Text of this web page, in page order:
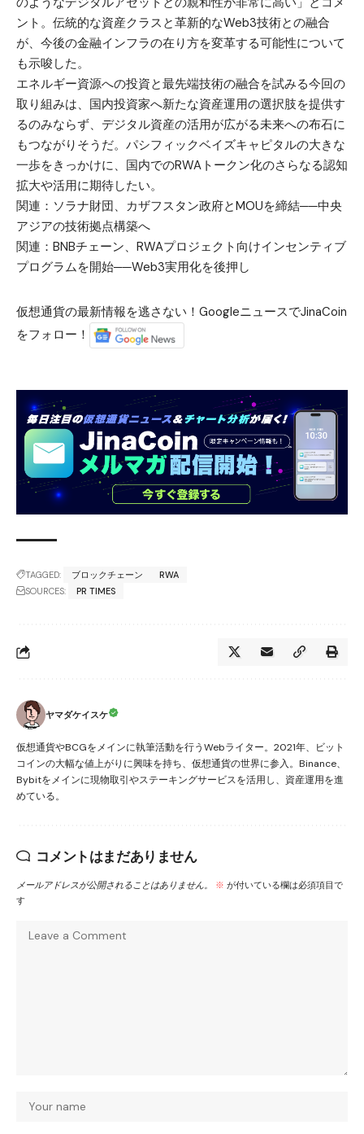
ント。伝統的な資産クラスと革新的なWeb3技術との融合
が、今後の金融インフラの在り方を変革する可能性について
も示唆した。
エネルギー資源への投資と最先端技術の融合を試みる今回の
取り組みは、国内投資家へ新たな資産運用の選択肢を提供す
るのみならず、デジタル資産の活用が広がる未来への布石に
もつながりそうだ。パシフィックベイズキャピタルの大きな
一歩をきっかけに、国内でのRWAトークン化のさらなる認知
拡大や活用に期待したい。
関連： ソラナ財団、カザフスタン政府とMOUを締結──中央
アジアの技術拠点構築へ
関連： BNBチェーン、RWAプロジェクト向けインセンティブ
プログラムを開始──Web3実用化を後押し
仮想通貨の最新情報を逃さない！GoogleニュースでJinaCoin
をフォロー！
TAGGED: ブロックチェーン
RWA
SOURCES:
PR TIMES
ヤマダケイスケ
仮想通貨やBCGをメインに執筆活動を行うWebライター。2021年、ビット
コインの大幅な値上がりに興味を持ち、仮想通貨の世界に参入。Binance、
Bybitをメインに現物取引やステーキングサービスを活用し、資産運用を進
めている。
コメントはまだありません
メールアドレスが公開されることはありません。 ※ が付いている欄は必須項目で
す